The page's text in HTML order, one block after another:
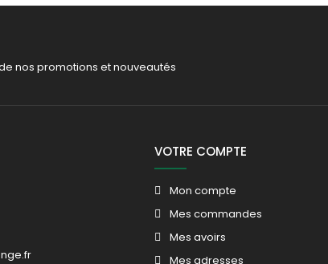
nos promotions et nouveautés
VOTRE COMPTE
Mon compte
Mes commandes
Mes avoirs
Mes adresses